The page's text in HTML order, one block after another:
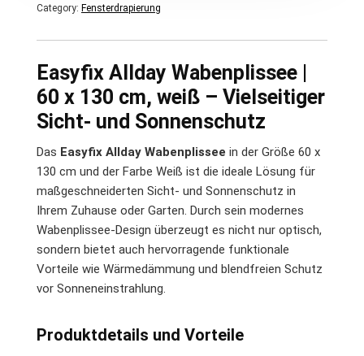
Category: Fensterdrapierung
Easyfix Allday Wabenplissee |
60 x 130 cm, weiß – Vielseitiger
Sicht- und Sonnenschutz
Das Easyfix Allday Wabenplissee in der Größe 60 x
130 cm und der Farbe Weiß ist die ideale Lösung für
maßgeschneiderten Sicht- und Sonnenschutz in
Ihrem Zuhause oder Garten. Durch sein modernes
Wabenplissee-Design überzeugt es nicht nur optisch,
sondern bietet auch hervorragende funktionale
Vorteile wie Wärmedämmung und blendfreien Schutz
vor Sonneneinstrahlung.
Produktdetails und Vorteile